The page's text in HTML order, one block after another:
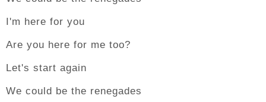
I'm here for you
Are you here for me too?
Let's start again
We could be the renegades